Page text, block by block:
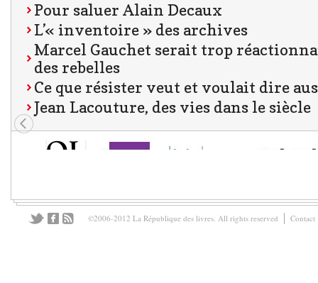
Pour saluer Alain Decaux
L’« inventoire » des archives
Marcel Gauchet serait trop
des rebelles
Ce que résister veut et voulait dire
Jean Lacouture, des vies dans le siècle
©2006-2012 La République des livres. All rights reserved Contact